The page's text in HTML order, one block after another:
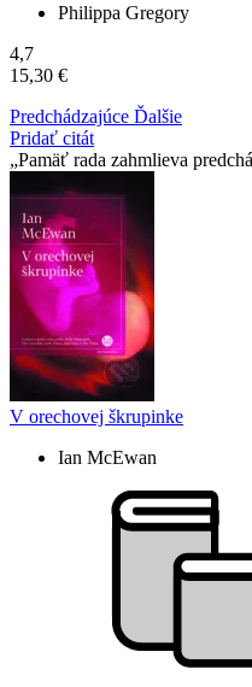
Philippa Gregory
4,7
15,30 €
Predchádzajúce Ďalšie
Pridať citát
Pamäť rada zahmlieva
V orechovej škrupinke
Ian McEwan